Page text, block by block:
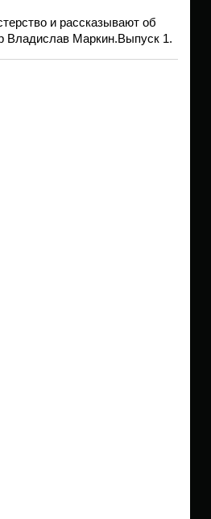
и рассказывают об
Владислав Маркин.Выпуск 1.